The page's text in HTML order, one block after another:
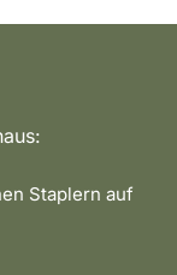
Staplern auf